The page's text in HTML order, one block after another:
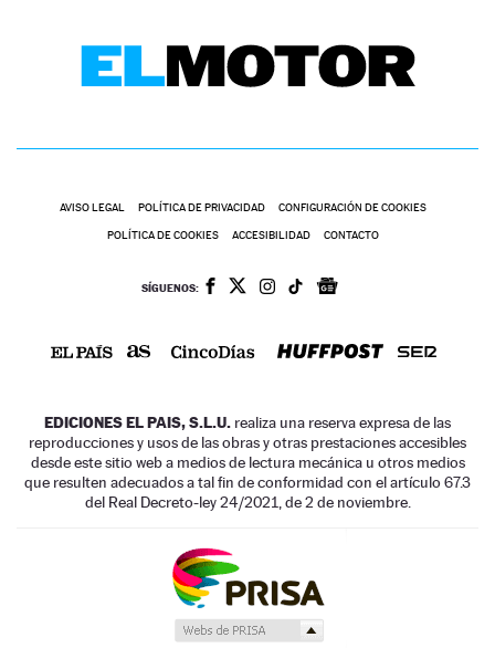
AVISO LEGAL POLÍTICA DE PRIVACIDAD CONFIGURACIÓN DE COOKIES
POLÍTICA DE COOKIES ACCESIBILIDAD CONTACTO
SÍGUENOS:
EDICIONES EL PAIS, S.L.U. realiza una reserva expresa de las
reproducciones y usos de las obras y otras prestaciones accesibles
desde este sitio web a medios de lectura mecánica u otros medios
que resulten adecuados a tal fin de conformidad con el artículo 67.3
del Real Decreto-ley 24/2021, de 2 de noviembre.